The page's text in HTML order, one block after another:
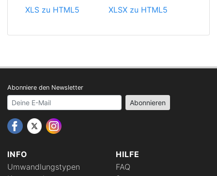
XLS zu HTML5
XLSX zu HTML5
INFO
Umwandlungstypen
HILFE
FAQ
Abonniere den Newsletter
Your email address Abonnieren